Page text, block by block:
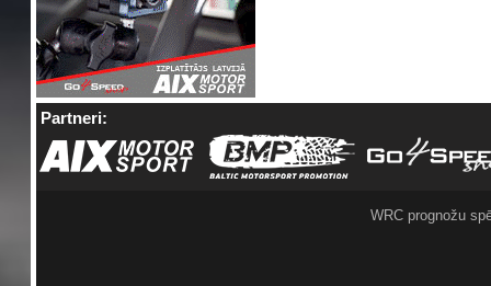
Partneri:
WRC prognožu